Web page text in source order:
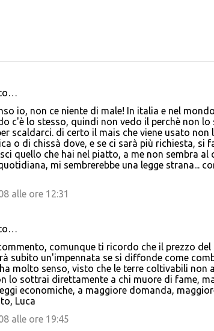
io, non ce niente di male! In italia e nel
c'è lo stesso, quindi non vedo il perchè non
scaldarci. di certo il mais che viene usato
o di chissà dove, e se ci sarà più richiesta, si
quello che hai nel piatto, a me non sembra
mi sembrerebbe una legge strana...
alle ore 12:31
comunque ti ricordo che il prezzo
subito un'impennata se si diffonde come
molto senso, visto che le terre coltivabili non
lo sottrai direttamente a chi muore di fame,
economiche, a maggiore domanda,
Luca
alle ore 19:45